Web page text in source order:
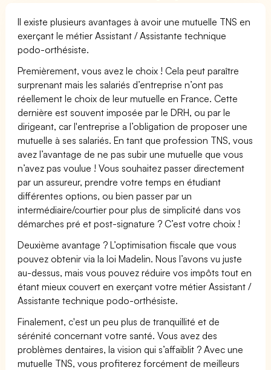
Il existe plusieurs avantages à avoir une mutuelle TNS en
exerçant le métier Assistant / Assistante technique
podo-orthésiste.
Premièrement, vous avez le choix ! Cela peut paraître
surprenant mais les salariés d’entreprise n’ont pas
réellement le choix de leur mutuelle en France. Cette
dernière est souvent imposée par le DRH, ou par le
dirigeant, car l'entreprise a l’obligation de proposer une
mutuelle à ses salariés. En tant que profession TNS, vous
avez l’avantage de ne pas subir une mutuelle que vous
n’avez pas voulue ! Vous souhaitez passer directement
par un assureur, prendre votre temps en étudiant
différentes options, ou bien passer par un
intermédiaire/courtier pour plus de simplicité dans vos
démarches pré et post-signature ? C’est votre choix !
Deuxième avantage ? L’optimisation fiscale que vous
pouvez obtenir via la loi Madelin. Nous l’avons vu juste
au-dessus, mais vous pouvez réduire vos impôts tout en
étant mieux couvert en exerçant votre métier Assistant /
Assistante technique podo-orthésiste.
Finalement, c'est un peu plus de tranquillité et de
sérénité concernant votre santé. Vous avez des
problèmes dentaires, la vision qui s’affaiblit ? Avec une
mutuelle TNS, vous profiterez forcément de meilleurs